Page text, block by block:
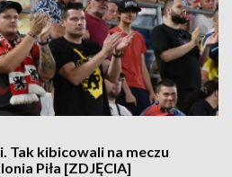
Tak kibicowali na meczu
Piła [ZDJĘCIA]